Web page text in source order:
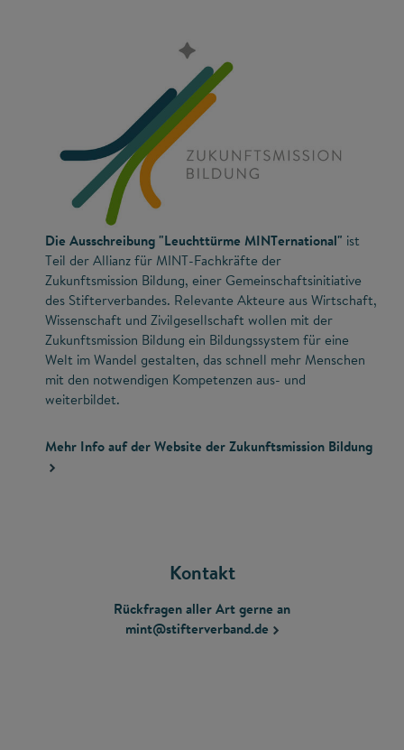
Die Ausschreibung "Leuchttürme MINTernational" ist
Teil der Allianz für MINT-Fachkräfte der
Zukunftsmission Bildung, einer Gemeinschaftsinitiative
des Stifterverbandes. Relevante Akteure aus Wirtschaft,
Wissenschaft und Zivilgesellschaft wollen mit der
Zukunftsmission Bildung ein Bildungssystem für eine
Welt im Wandel gestalten, das schnell mehr Menschen
mit den notwendigen Kompetenzen aus- und
weiterbildet.
Mehr Info auf der Website der Zukunftsmission Bildung
Kontakt
Rückfragen aller Art gerne an
mint@stifterverband.de